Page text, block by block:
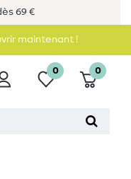
69 €
maintenant !
0 0